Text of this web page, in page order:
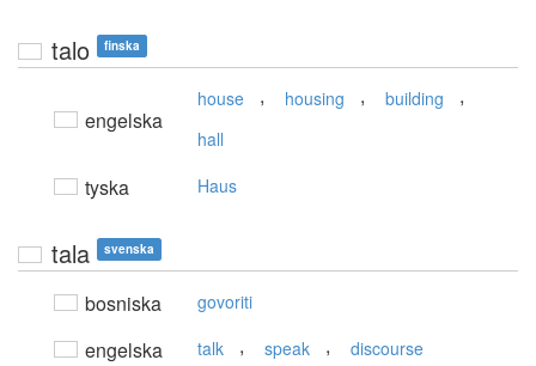
talo finska
engelska
house , housing , building ,
hall
tyska Haus
tala svenska
bosniska govoriti
engelska talk , speak , discourse